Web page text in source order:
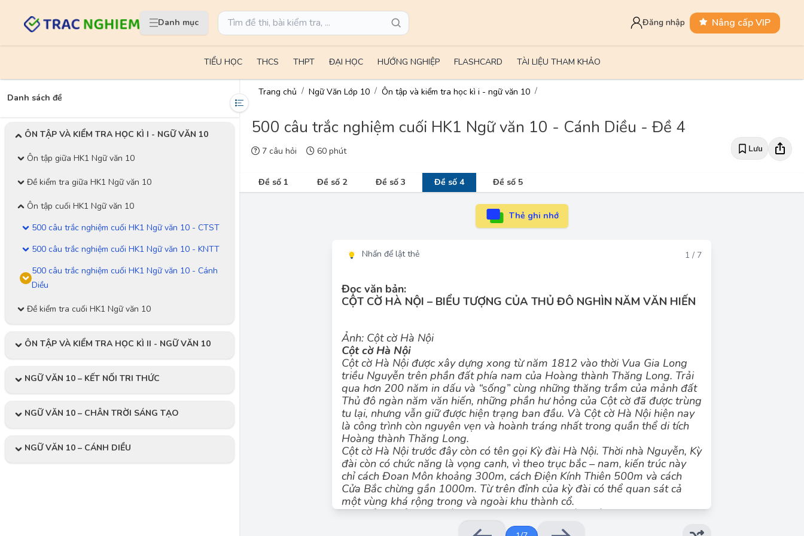
Danh mục Đăng nhập Nâng cấp VIP
TIỂU HỌC THCS THPT ĐẠI HỌC HƯỚNG NGHIỆP FLASHCARD TÀI LIỆU THAM KHẢO
Danh sách đề
ÔN TẬP VÀ KIỂM TRA HỌC KÌ I - NGỮ VĂN 10
Ôn tập giữa HK1 Ngữ văn 10
Đề kiểm tra giữa HK1 Ngữ văn 10
Ôn tập cuối HK1 Ngữ văn 10
500 câu trắc nghiệm cuối HK1 Ngữ văn 10 - CTST
500 câu trắc nghiệm cuối HK1 Ngữ văn 10 - KNTT
500 câu trắc nghiệm cuối HK1 Ngữ văn 10 - Cánh
Diều
Đề kiểm tra cuối HK1 Ngữ văn 10
ÔN TẬP VÀ KIỂM TRA HỌC KÌ II - NGỮ VĂN 10
NGỮ VĂN 10 – KẾT NỐI TRI THỨC
NGỮ VĂN 10 – CHÂN TRỜI SÁNG TẠO
NGỮ VĂN 10 – CÁNH DIỀU
Trang chủ Ngữ Văn Lớp 10 Ôn tập và kiểm tra học kì i - ngữ văn 10
500 câu trắc nghiệm cuối HK1 Ngữ văn 10 - Cánh Diều - Đề 4
7 câu hỏi 60 phút Lưu
Đề số 1 Đề số 2 Đề số 3 Đề số 4 Đề số 5
Thẻ ghi nhớ
Nhấn để lật thẻ 1 / 7
Đọc văn bản:
CỘT CỜ HÀ NỘI – BIỂU TƯỢNG CỦA THỦ ĐÔ NGHÌN NĂM VĂN HIẾN
Ảnh: Cột cờ Hà Nội
Cột cờ Hà Nội
Cột cờ Hà Nội được xây dựng xong từ năm 1812 vào thời Vua Gia Long
triều Nguyễn trên phần đất phía nam của Hoàng thành Thăng Long. Trải
qua hơn 200 năm in dấu và “sống” cùng những thăng trầm của mảnh đất
Thủ đô ngàn năm văn hiến, những phần hư hỏng của Cột cờ đã được trùng
tu lại, nhưng vẫn giữ được hiện trạng ban đầu. Và Cột cờ Hà Nội hiện nay
là công trình còn nguyên vẹn và hoành tráng nhất trong quần thể di tích
Hoàng thành Thăng Long.
Cột cờ Hà Nội trước đây còn có tên gọi Kỳ đài Hà Nội. Thời nhà Nguyễn, Kỳ
đài còn có chức năng là vọng canh, vì theo trục bắc – nam, kiến trúc này
chỉ cách Đoan Môn khoảng 300m, cách Điện Kính Thiên 500m và cách
Cửa Bắc chừng gần 1000m. Từ trên đỉnh của kỳ đài có thể quan sát cả
một vùng khá rộng trong và ngoài khu thành cổ.
Nhìn tổng thể cột cờ gồm những khối lăng trụ xếp chồng nhau, cao thót
dần từ dưới lên trên. Bố cục cân đối ấy đã tạo những đường nét thẳng,
Đáp án đúng: B
Văn bản trên giới thiệu về di tích lịch sử: Cột cờ Hà Nội.